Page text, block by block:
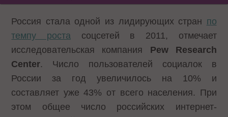
Россия стала одной из лидирующих стран по
темпу роста соцсетей в 2011, отмечает
исследовательская компания Pew Research
Center. Число пользователей социалок в
России за год увеличилось на 10% и
составляет уже 43% от всего населения. При
этом общее число российских интернет-